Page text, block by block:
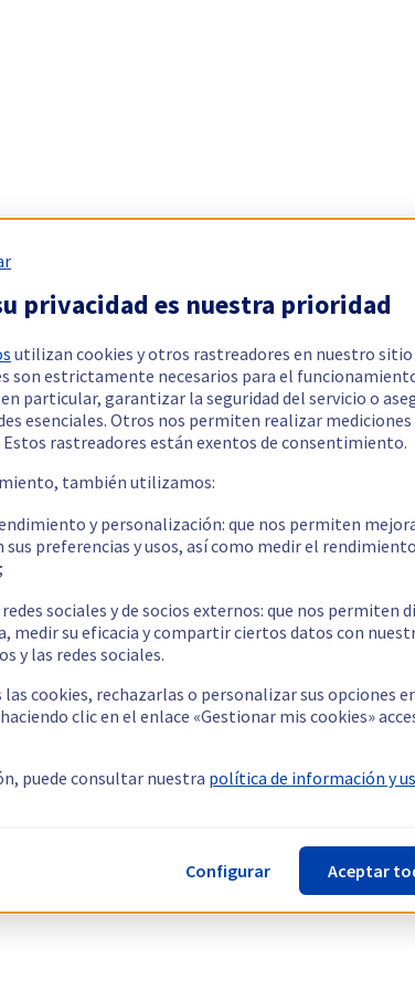
privacidad es nuestra prioridad
utilizan cookies y otros rastreadores en nuestro sitio
son estrictamente necesarios para el
particular, garantizar la seguridad del servicio o
esenciales. Otros nos permiten realizar mediciones
Estos rastreadores están exentos de consentimiento.
también utilizamos:
y personalización: que nos permiten
sus preferencias y usos, así como medir el
sociales y de socios externos: que nos permiten
medir su eficacia y compartir ciertos datos con
y las redes sociales.
cookies, rechazarlas o personalizar sus opciones
clic en el enlace «Gestionar mis cookies»
puede consultar nuestra política de información y
Configurar Aceptar